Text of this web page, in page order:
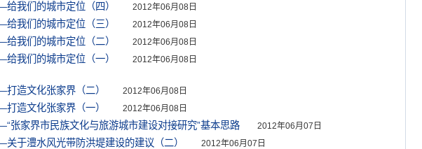
我们的城市定位（四） 2012年06月08日
我们的城市定位（三） 2012年06月08日
我们的城市定位（二） 2012年06月08日
我们的城市定位（一） 2012年06月08日
造文化张家界（二） 2012年06月08日
造文化张家界（一） 2012年06月08日
张家界市民族文化与旅游城市建设对接研究”基本思路 2012年06月07日
于澧水风光带防洪堤建设的建议（二） 2012年06月07日